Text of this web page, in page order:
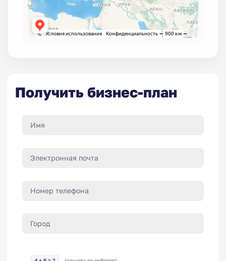
Получить бизнес-план